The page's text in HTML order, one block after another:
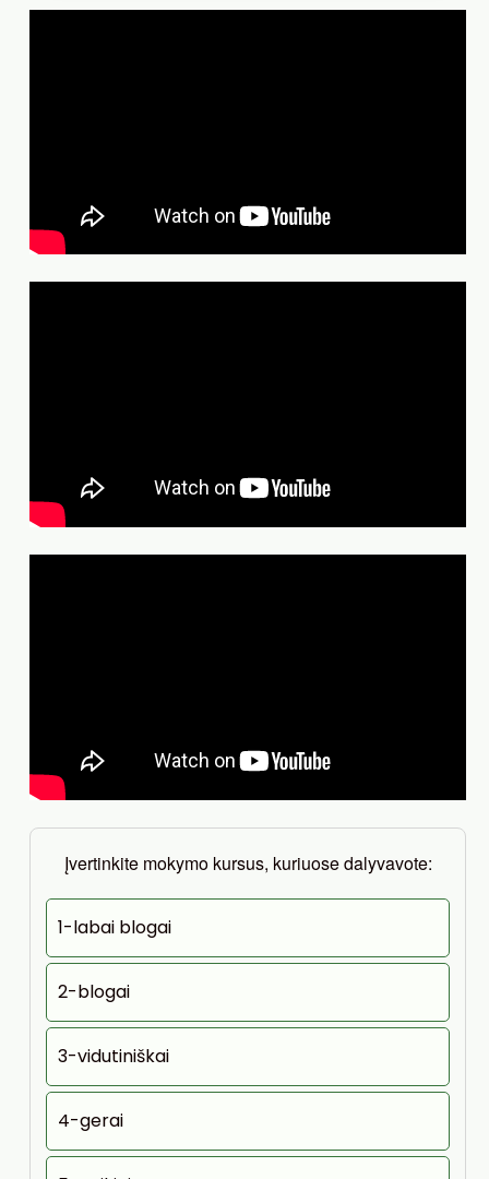
Įvertinkite mokymo kursus, kuriuose dalyvavote:
1-labai blogai
2-blogai
3-vidutiniškai
4-gerai